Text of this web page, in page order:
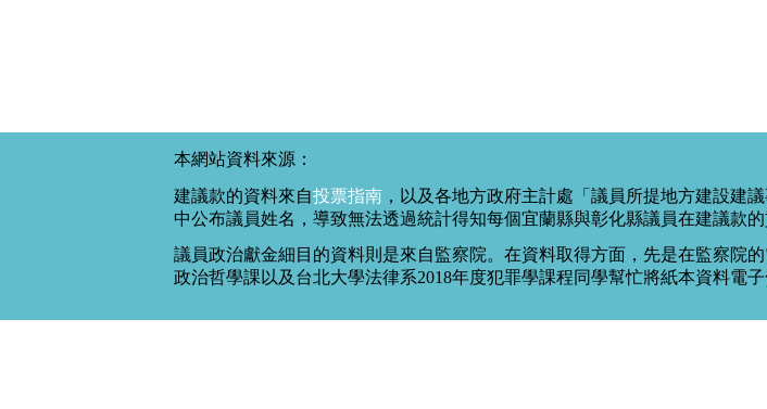
本網站資料來源：
建議款的資料來自投票指南 ，以及各地方政府主計處「議員所提地方建設建
中公布議員姓名，導致無法透過統計得知每個宜蘭縣與彰化縣議員在建議款的
議員政治獻金細目的資料則是來自監察院。在資料取得方面，先是在監察院
政治哲學課以及台北大學法律系2018年度犯罪學課程同學幫忙將紙本資料電子